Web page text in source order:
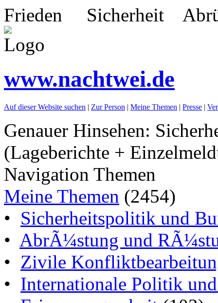
Frieden Sicherheit
www.nachtwei.de
Auf dieser Website suchen | Zur Person | Meine Themen | Presse |
Genauer Hinsehen:
(Lageberichte +
Navigation Themen
Meine Themen (2454)
• Sicherheitspolitik und
• AbrÃ¼stung und
• Zivile
• Internationale Politik